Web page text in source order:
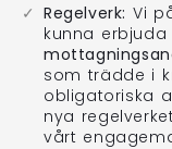
Regelverk: Vi
kunna
som trädde i
obligatoriska
nya regelverket
vårt